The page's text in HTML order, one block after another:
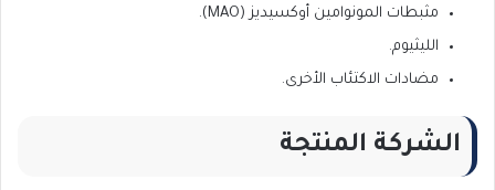
مثبطات المونوامين أوكسيديز (MAO).
الليثيوم.
مضادات الاكتئاب الأخرى.
الشركة المنتجة